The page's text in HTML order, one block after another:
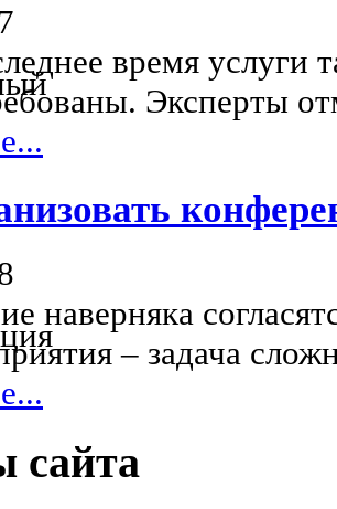
время услуги
Эксперты
наверняка
– задача
сайта